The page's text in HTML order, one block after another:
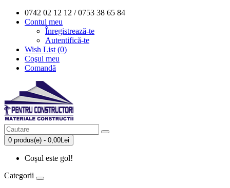
0742 02 12 12 / 0753 38 65 84
Contul meu
Înregistrează-te
Autentifică-te
Wish List (0)
Coşul meu
Comandă
0 produs(e) - 0,00Lei
Coșul este gol!
Categorii